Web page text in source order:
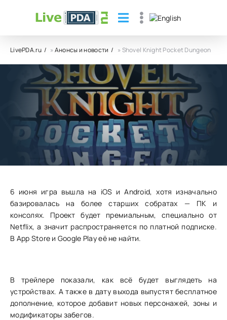
LivePDA.ru »Анонсы и новости » Shovel Knight Pocket Dungeon
Shovel Knight Pocket Dungeon
06.06.23 28 0
6 июня игра вышла на iOS и Android, хотя изначально
базировалась на более старших собратах — ПК и
консолях. Проект будет премиальным, специально от
Netflix, а значит распространяется по платной подписке.
В App Store и Google Play её не найти.
В трейлере показали, как всё будет выглядеть на
устройствах. А также в дату выхода выпустят бесплатное
дополнение, которое добавит новых персонажей, зоны и
модификаторы забегов.